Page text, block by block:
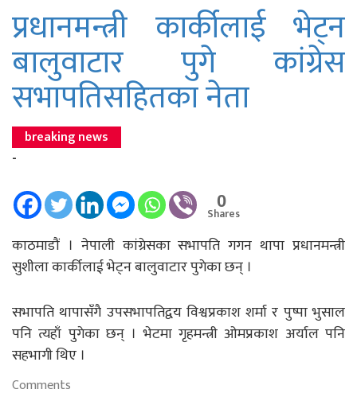
प्रधानमन्त्री कार्कीलाई भेट्न
बालुवाटार पुगे कांग्रेस
सभापतिसहितका नेता
breaking news
-
0
Shares
काठमाडौं । नेपाली कांग्रेसका सभापति गगन थापा प्रधानमन्त्री
सुशीला कार्कीलाई भेट्न बालुवाटार पुगेका छन् ।
सभापति थापासँगै उपसभापतिद्वय विश्वप्रकाश शर्मा र पुष्पा भुसाल
पनि त्यहाँ पुगेका छन् । भेटमा गृहमन्त्री ओमप्रकाश अर्याल पनि
सहभागी थिए ।
Comments